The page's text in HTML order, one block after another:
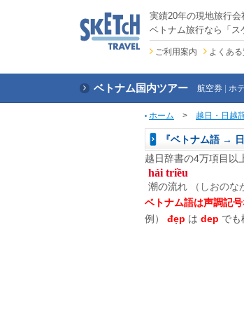
実績20年の現地旅行会
ベトナム旅行なら「ス
ご利用案内 よくあ
ベトナム国内ツアー 航空券 ホ
ホーム > 越日・日越
『ベトナム語 →
越日辞書の4万項目以
hải triều
潮の流れ （しおのな
ベトナム語は声調記号
例）
đẹp は dep でも